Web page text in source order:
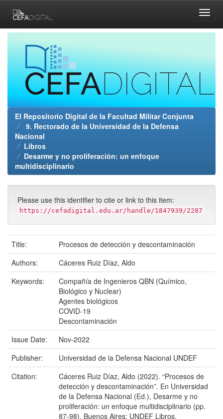
navigation
El Repositorio Digital de la Facultad Militar Conjunta
9. Rectorado de la Universidad de la Defensa
Nacional
Libros
Desarme y no proliferación: un enfoque
multidisciplinario
Please use this identifier to cite or link to this item:
https://cefadigital.edu.ar/handle/1847939/2287
Title:
Procesos de detección y descontaminación
Authors:
Cáceres Ruiz Díaz, Aldo
Keywords:
Compañía de Ingenieros QBN (Químico,
Biológico y Nuclear)
Agentes biológicos
COVID-19
Descontaminación
Issue Date:
Nov-2022
Publisher:
Universidad de la Defensa Nacional UNDEF
Citation:
Cáceres Ruiz Díaz, Aldo (2022). “Procesos de
detección y descontaminación”. En Universidad
de la Defensa Nacional (Ed.), Desarme y no
proliferación: un enfoque multidisciplinario (pp.
87-98). Buenos Aires: UNDEF Libros.